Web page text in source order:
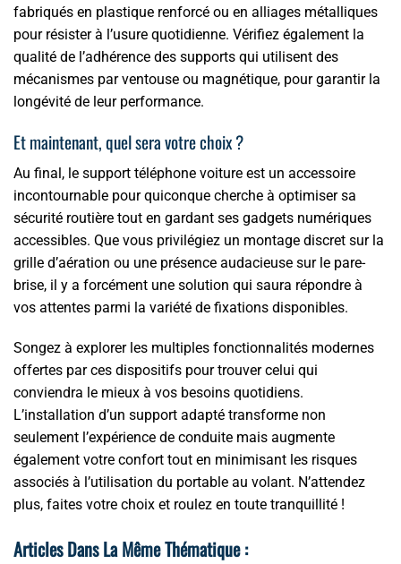
fabriqués en plastique renforcé ou en alliages métalliques
pour résister à l’usure quotidienne. Vérifiez également la
qualité de l’adhérence des supports qui utilisent des
mécanismes par ventouse ou magnétique, pour garantir la
longévité de leur performance.
Et maintenant, quel sera votre choix ?
Au final, le support téléphone voiture est un accessoire
incontournable pour quiconque cherche à optimiser sa
sécurité routière tout en gardant ses gadgets numériques
accessibles. Que vous privilégiez un montage discret sur la
grille d’aération ou une présence audacieuse sur le pare-
brise, il y a forcément une solution qui saura répondre à
vos attentes parmi la variété de fixations disponibles.
Songez à explorer les multiples fonctionnalités modernes
offertes par ces dispositifs pour trouver celui qui
conviendra le mieux à vos besoins quotidiens.
L’installation d’un support adapté transforme non
seulement l’expérience de conduite mais augmente
également votre confort tout en minimisant les risques
associés à l’utilisation du portable au volant. N’attendez
plus, faites votre choix et roulez en toute tranquillité !
Articles Dans La Même Thématique :